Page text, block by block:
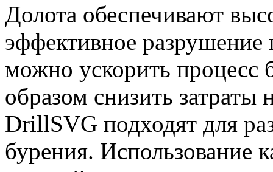
Долота обеспечивают
эффективное разрушение
можно ускорить процесс
образом снизить затраты
DrillSVG подходят для
бурения. Использование